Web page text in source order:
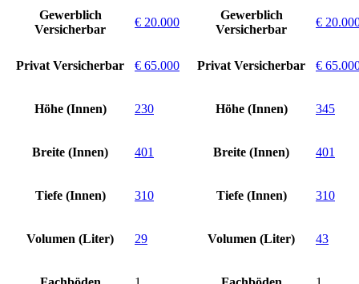
Gewerblich
Versicherbar
€ 20.000
Privat Versicherbar € 65.000
Höhe (Innen) 230
Breite (Innen) 401
Tiefe (Innen) 310
Volumen (Liter) 29
Gewerblich
Versicherbar
€
Privat Versicherbar €
Höhe (Innen) 345
Breite (Innen) 401
Tiefe (Innen) 310
Volumen (Liter) 43